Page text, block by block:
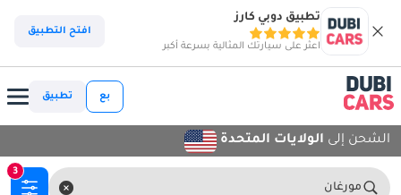
تطبيق دوبي كارز
اعثر على سيارتك المثالية بسرعة أكبر
افتح التطبيق
بع تطبيق
الشحن إلى الولايات المتحدة
مورغان
3